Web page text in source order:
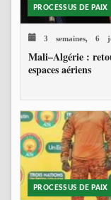
PROCESSUS DE PAIX
3 semaines, 6
Mali–Algérie :
espaces aériens
PROCESSUS DE PAIX